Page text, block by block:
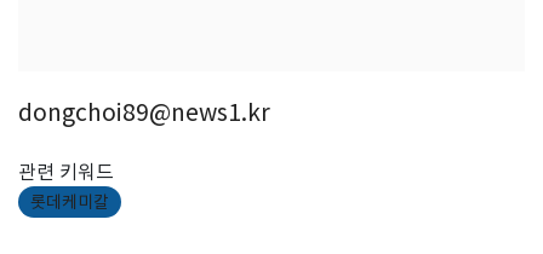
dongchoi89@news1.kr
관련 키워드
롯데케미칼